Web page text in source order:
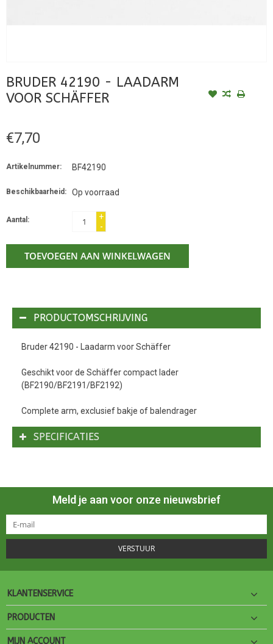
BRUDER 42190 - LAADARM
VOOR SCHÄFFER
€7,70
Artikelnummer: BF42190
Beschikbaarheid: Op voorraad
Aantal:
+
-
TOEVOEGEN AAN WINKELWAGEN
PRODUCTOMSCHRIJVING
Bruder 42190 - Laadarm voor Schäffer
Geschikt voor de Schäffer compact lader
(BF2190/BF2191/BF2192)
Complete arm, exclusief bakje of balendrager
SPECIFICATIES
Meld je aan voor onze nieuwsbrief
VERSTUUR
KLANTENSERVICE
PRODUCTEN
MIJN ACCOUNT